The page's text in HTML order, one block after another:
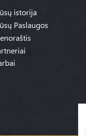
istorija
Paslaugos